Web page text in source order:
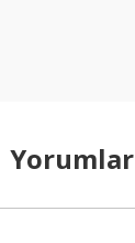
Yorumlar